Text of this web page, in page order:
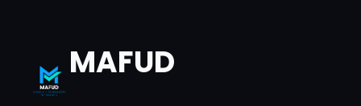
content MAFUD